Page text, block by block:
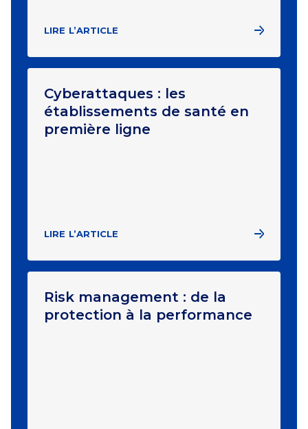
LIRE L’ARTICLE
Cyberattaques : les
établissements de santé en
première ligne
LIRE L’ARTICLE
Risk management : de la
protection à la performance